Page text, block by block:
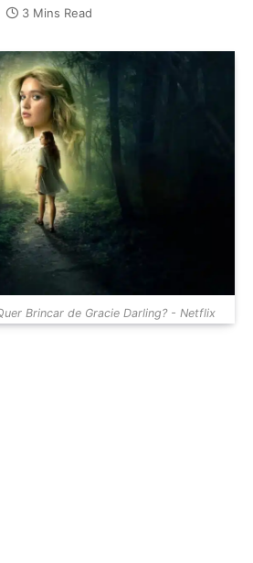
3 Mins Read
Brincar de Gracie Darling? - Netflix